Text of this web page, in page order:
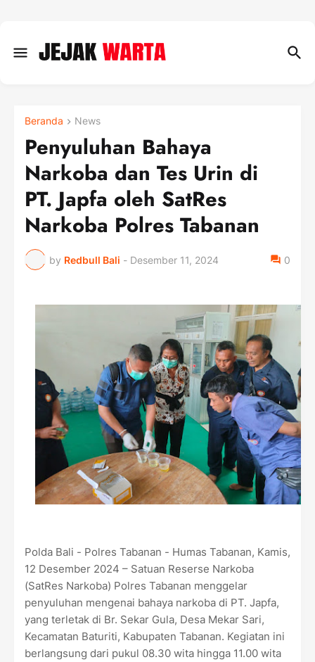
Beranda News
Penyuluhan Bahaya
Narkoba dan Tes Urin di
PT. Japfa oleh SatRes
Narkoba Polres Tabanan
by Redbull Bali - Desember 11, 2024 0
Polda Bali - Polres Tabanan - Humas Tabanan, Kamis,
12 Desember 2024 – Satuan Reserse Narkoba
(SatRes Narkoba) Polres Tabanan menggelar
penyuluhan mengenai bahaya narkoba di PT. Japfa,
yang terletak di Br. Sekar Gula, Desa Mekar Sari,
Kecamatan Baturiti, Kabupaten Tabanan. Kegiatan ini
berlangsung dari pukul 08.30 wita hingga 11.00 wita